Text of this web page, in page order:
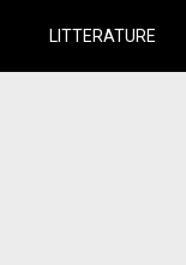
LITTERATURE